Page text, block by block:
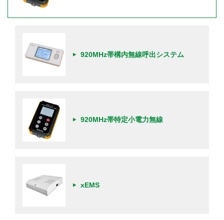
920MHz帯構内無線呼出システム
920MHz帯特定小電力無線
xEMS